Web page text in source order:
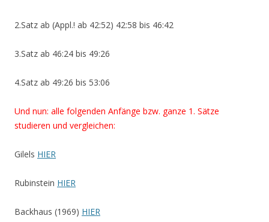
2.Satz ab (Appl.! ab 42:52) 42:58 bis 46:42
3.Satz ab 46:24 bis 49:26
4.Satz ab 49:26 bis 53:06
Und nun: alle folgenden Anfänge bzw. ganze 1. Sätze
studieren und vergleichen:
Gilels HIER
Rubinstein HIER
Backhaus (1969) HIER